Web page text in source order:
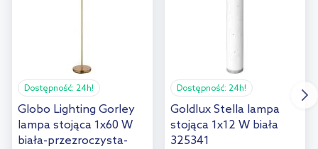
Dostępność: 24h!
Globo Lighting Gorley
lampa stojąca 1x60 W
biała-przezroczysta-
Dostępność: 24h!
Goldlux Stella lampa
stojąca 1x12 W biała
325341